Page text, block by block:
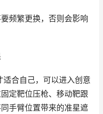
频繁更换，否则会影响
合自己，可以进入创意
定靶位压枪、移动靶跟
手臂位置带来的准星遮